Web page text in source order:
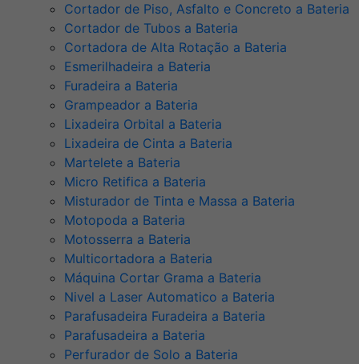
Cortador de Piso, Asfalto e Concreto a Bateria
Cortador de Tubos a Bateria
Cortadora de Alta Rotação a Bateria
Esmerilhadeira a Bateria
Furadeira a Bateria
Grampeador a Bateria
Lixadeira Orbital a Bateria
Lixadeira de Cinta a Bateria
Martelete a Bateria
Micro Retifica a Bateria
Misturador de Tinta e Massa a Bateria
Motopoda a Bateria
Motosserra a Bateria
Multicortadora a Bateria
Máquina Cortar Grama a Bateria
Nivel a Laser Automatico a Bateria
Parafusadeira Furadeira a Bateria
Parafusadeira a Bateria
Perfurador de Solo a Bateria